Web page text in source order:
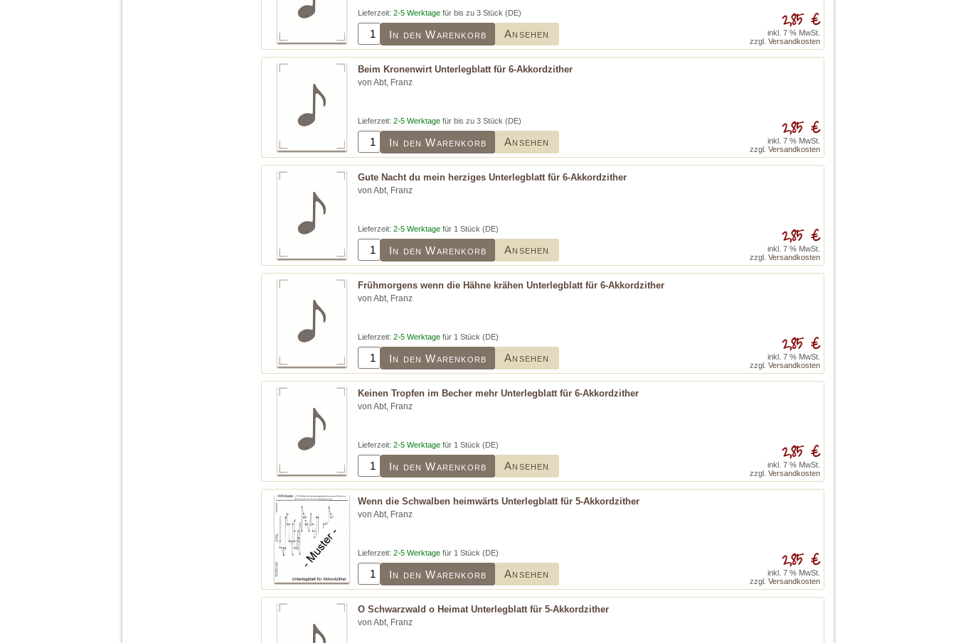
Lieferzeit: 2-5 Werktage für bis zu 3 Stück (DE)
In den Warenkorb Ansehen
2,85 €
inkl. 7 % MwSt.
zzgl. Versandkosten
Beim Kronenwirt Unterlegblatt für 6-Akkordzither
von Abt, Franz
Lieferzeit: 2-5 Werktage für bis zu 3 Stück (DE)
In den Warenkorb Ansehen
2,85 €
inkl. 7 % MwSt.
zzgl. Versandkosten
Gute Nacht du mein herziges Unterlegblatt für 6-Akkordzither
von Abt, Franz
Lieferzeit: 2-5 Werktage für 1 Stück (DE)
In den Warenkorb Ansehen
2,85 €
inkl. 7 % MwSt.
zzgl. Versandkosten
Frühmorgens wenn die Hähne krähen Unterlegblatt für 6-Akkordzither
von Abt, Franz
Lieferzeit: 2-5 Werktage für 1 Stück (DE)
In den Warenkorb Ansehen
2,85 €
inkl. 7 % MwSt.
zzgl. Versandkosten
Keinen Tropfen im Becher mehr Unterlegblatt für 6-Akkordzither
von Abt, Franz
Lieferzeit: 2-5 Werktage für 1 Stück (DE)
In den Warenkorb Ansehen
2,85 €
inkl. 7 % MwSt.
zzgl. Versandkosten
Wenn die Schwalben heimwärts Unterlegblatt für 5-Akkordzither
von Abt, Franz
Lieferzeit: 2-5 Werktage für 1 Stück (DE)
In den Warenkorb Ansehen
2,85 €
inkl. 7 % MwSt.
zzgl. Versandkosten
O Schwarzwald o Heimat Unterlegblatt für 5-Akkordzither
von Abt, Franz